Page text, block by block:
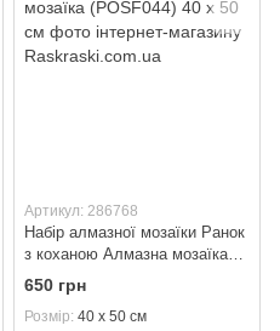
Артикул: 286768
Набір алмазної мозаїки Ранок
з коханою Алмазна мозаїка
(POSF044) 40 х 50 см
650 грн
Розмір 40 х 50 см